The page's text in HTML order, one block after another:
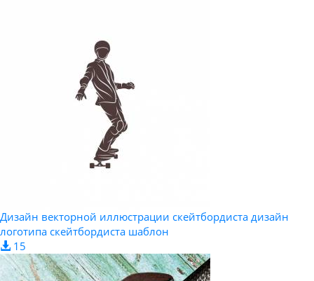
Дизайн векторной иллюстрации скейтбордиста дизайн
логотипа скейтбордиста шаблон
15